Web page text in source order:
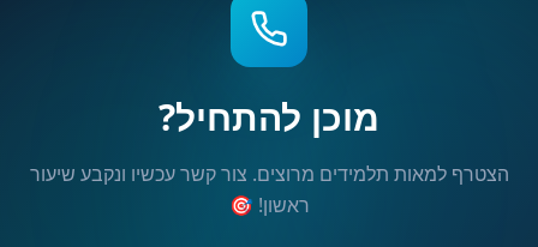
מוכן להתחיל?
הצטרף למאות תלמידים מרוצים. צור קשר עכשיו ונקבע שיעור
ראשון! 🎯